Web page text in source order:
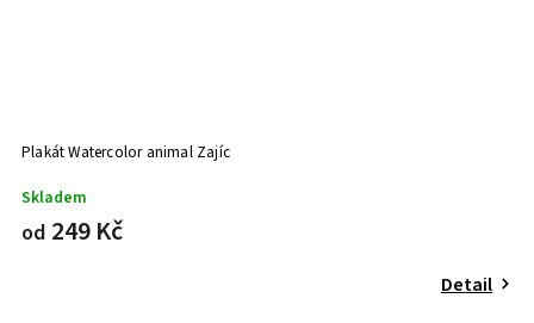
Plakát Watercolor animal Zajíc
Skladem
od 249 Kč
Detail